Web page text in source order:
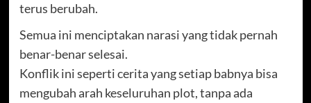
terus berubah.
Semua ini menciptakan narasi yang tidak pernah
benar-benar selesai.
Konflik ini seperti cerita yang setiap babnya bisa
mengubah arah keseluruhan plot, tanpa ada